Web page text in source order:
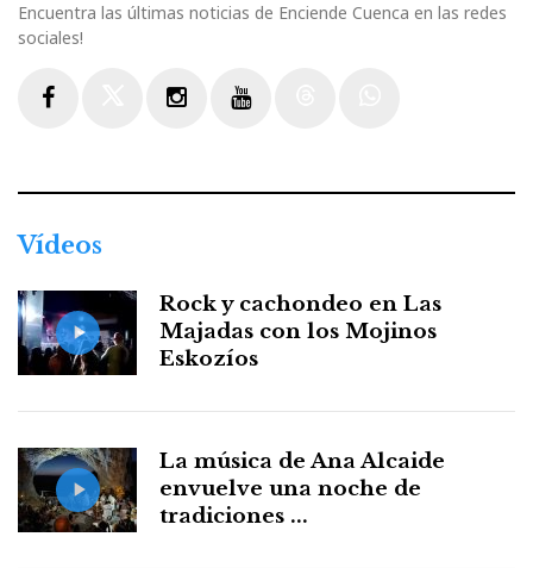
Encuentra las últimas noticias de Enciende Cuenca en las redes
sociales!
Vídeos
Rock y cachondeo en Las
Majadas con los Mojinos
Eskozíos
La música de Ana Alcaide
envuelve una noche de
tradiciones ...